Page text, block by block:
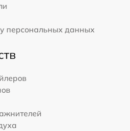
персональных данных